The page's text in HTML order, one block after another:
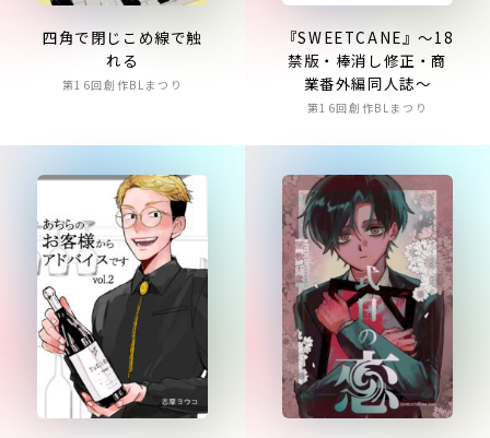
四角で閉じこめ線で触
れる
第16回創作BLまつり
『SWEETCANE』〜18
禁版・棒消し修正・商
業番外編同人誌〜
第16回創作BLまつり